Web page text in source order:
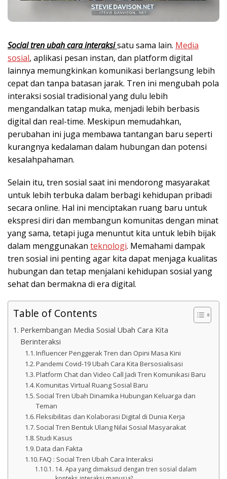
Socialtren ubahcarainteraksisatu sama lain. Media
sosial, aplikasi pesan instan, dan platform digital
lainnya memungkinkan komunikasi berlangsung lebih
cepat dan tanpa batasan jarak. Tren ini mengubah pola
interaksi sosial tradisional yang dulu lebih
mengandalkan tatap muka, menjadi lebih berbasis
digital dan real-time. Meskipun memudahkan,
perubahan ini juga membawa tantangan baru seperti
kurangnya kedalaman dalam hubungan dan potensi
kesalahpahaman.
Selain itu, tren sosial saat ini mendorong masyarakat
untuk lebih terbuka dalam berbagi kehidupan pribadi
secara online. Hal ini menciptakan ruang baru untuk
ekspresi diri dan membangun komunitas dengan minat
yang sama, tetapi juga menuntut kita untuk lebih bijak
dalam menggunakan teknologi. Memahami dampak
tren sosial ini penting agar kita dapat menjaga kualitas
hubungan dan tetap menjalani kehidupan sosial yang
sehat dan bermakna di era digital.
Table of Contents
Perkembangan Media Sosial Ubah Cara Kita
Berinteraksi
Influencer Penggerak Tren dan Opini Masa Kini
Pandemi Covid-19 Ubah Cara Kita Bersosialisasi
Platform Chat dan Video Call Jadi Tren Komunikasi Baru
Komunitas Virtual Ruang Sosial Baru
Social Tren Ubah Dinamika Hubungan Keluarga dan
Teman
Fleksibilitas dan Kolaborasi Digital di Dunia Kerja
Social Tren Bentuk Ulang Nilai Sosial Masyarakat
Studi Kasus
Data dan Fakta
FAQ : Social Tren Ubah Cara Interaksi
14. Apa yang dimaksud dengan tren sosial dalam